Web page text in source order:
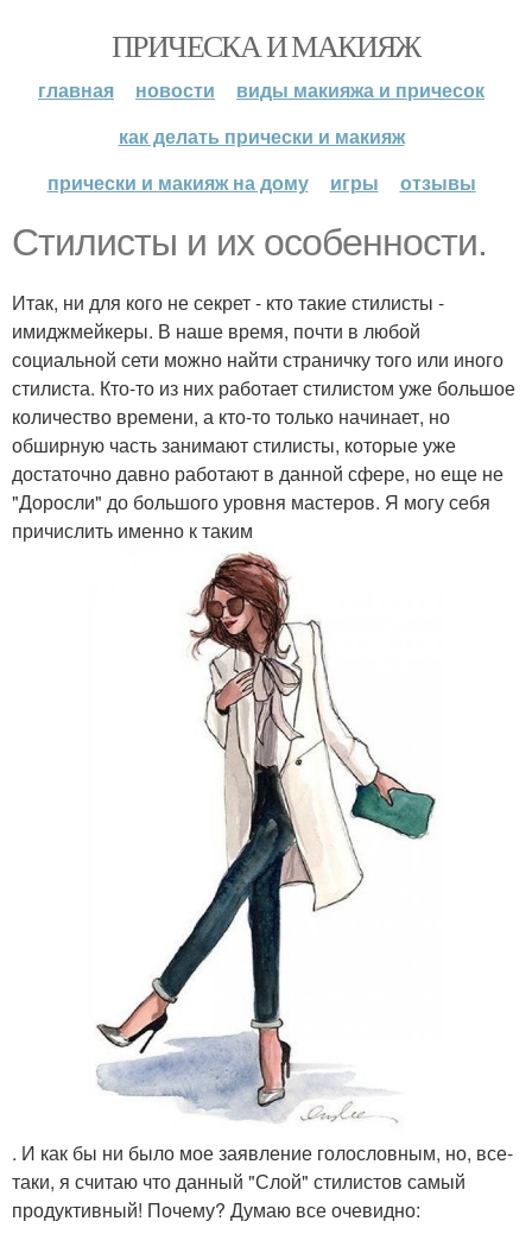
ПРИЧЕСКА И МАКИЯЖ
главная новости
виды макияжа и причесок
как делать прически и макияж
прически и макияж на дому
игры отзывы
Стилисты и их особенности.
Итак, ни для кого не секрет - кто такие стилисты -
имиджмейкеры. В наше время, почти в любой
социальной сети можно найти страничку того или иного
стилиста. Кто-то из них работает стилистом уже большое
количество времени, а кто-то только начинает, но
обширную часть занимают стилисты, которые уже
достаточно давно работают в данной сфере, но еще не
"Доросли" до большого уровня мастеров. Я могу себя
причислить именно к таким
. И как бы ни было мое заявление голословным, но, все-
таки, я считаю что данный "Слой" стилистов самый
продуктивный! Почему? Думаю все очевидно: